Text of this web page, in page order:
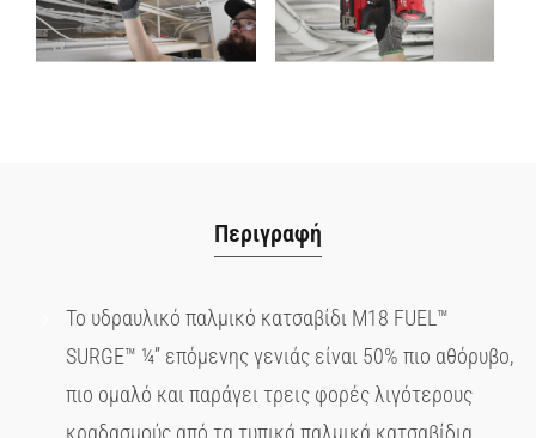
Περιγραφή
Το υδραυλικό παλμικό κατσαβίδι M18 FUEL™
SURGE™ ¼” επόμενης γενιάς είναι 50% πιο αθόρυβο,
πιο ομαλό και παράγει τρεις φορές λιγότερους
κραδασμούς από τα τυπικά παλμικά κατσαβίδια.